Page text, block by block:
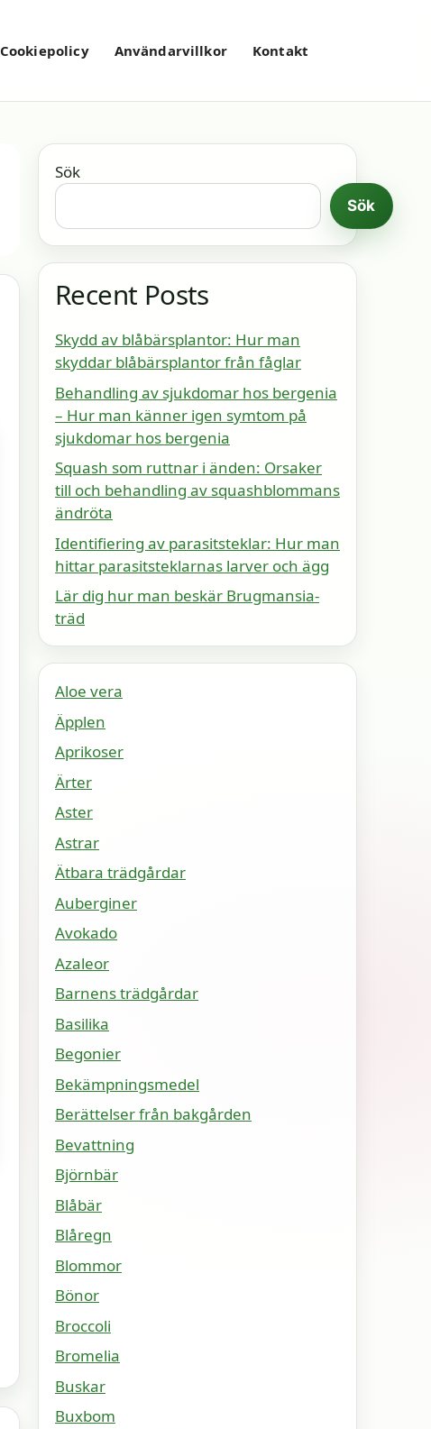
Cookiepolicy Användarvillkor Kontakt
Sök
Sök
Recent Posts
Skydd av blåbärsplantor: Hur man
skyddar blåbärsplantor från fåglar
Behandling av sjukdomar hos bergenia
– Hur man känner igen symtom på
sjukdomar hos bergenia
Squash som ruttnar i änden: Orsaker
till och behandling av squashblommans
ändröta
Identifiering av parasitsteklar: Hur man
hittar parasitsteklarnas larver och ägg
Lär dig hur man beskär Brugmansia-
träd
Aloe vera
Äpplen
Aprikoser
Ärter
Aster
Astrar
Ätbara trädgårdar
Auberginer
Avokado
Azaleor
Barnens trädgårdar
Basilika
Begonier
Bekämpningsmedel
Berättelser från bakgården
Bevattning
Björnbär
Blåbär
Blåregn
Blommor
Bönor
Broccoli
Bromelia
Buskar
Buxbom